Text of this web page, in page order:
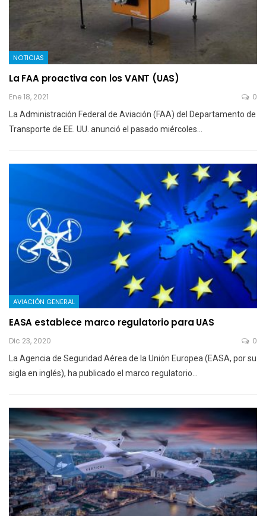
NOTICIAS
La FAA proactiva con los VANT (UAS)
Ene 18, 2021 0
La Administración Federal de Aviación (FAA) del Departamento de
Transporte de EE. UU. anunció el pasado miércoles…
AVIACIÓN GENERAL
EASA establece marco regulatorio para UAS
Dic 23, 2020 0
La Agencia de Seguridad Aérea de la Unión Europea (EASA, por su
sigla en inglés), ha publicado el marco regulatorio…